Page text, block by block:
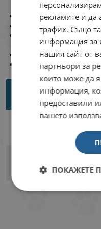
поведение
Незабавно
Без промяна на pH
Намалява растежа
светлината
Дълготраен ефект
Изключително
рекламите и
трафик. Също
информация за
нашия сайт от
партньори за
които може да
информация,
предоставили
вашето
ПОКАЖЕТЕ